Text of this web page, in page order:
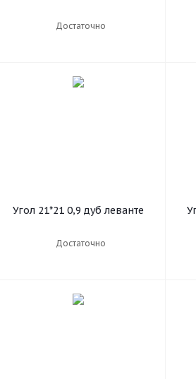
Достаточно
Угол 21*21 0,9 дуб леванте
Достаточно